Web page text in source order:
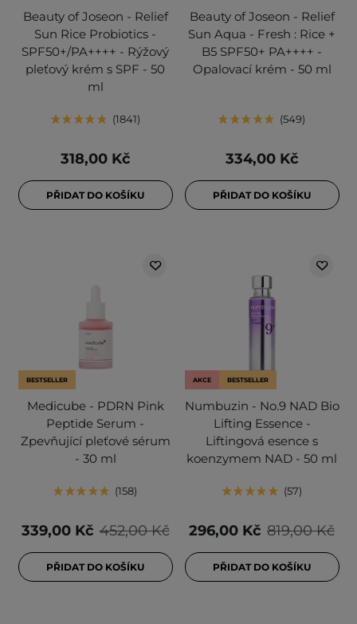
Beauty of Joseon - Relief
Sun Rice Probiotics -
SPF50+/PA++++ - Rýžový
pleťový krém s SPF - 50
ml
1841
318,00 Kč
PŘIDAT DO KOŠÍKU
Beauty of Joseon - Relief
Sun Aqua - Fresh : Rice +
B5 SPF50+ PA++++ -
Opalovací krém - 50 ml
549
334,00 Kč
PŘIDAT DO KOŠÍKU
BESTSELLER
Medicube - PDRN Pink
Peptide Serum -
Zpevňující pleťové sérum
- 30 ml
158
452,00 Kč
339,00 Kč
PŘIDAT DO KOŠÍKU
AKCE BESTSELLER
Numbuzin - No.9 NAD Bio
Lifting Essence -
Liftingová esence s
koenzymem NAD - 50 ml
57
819,00 Kč
296,00 Kč
PŘIDAT DO KOŠÍKU